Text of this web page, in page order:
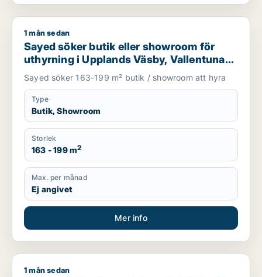
Sayed söker butik eller showroom för uthyrning i Upplands
1 mån sedan
Sayed söker butik eller showroom för
uthyrning i Upplands Väsby, Vallentuna
eller Upplands-Bro m.fl.
Sayed söker 163-199 m² butik / showroom att hyra
Type
Butik, Showroom
Storlek
163 - 199 m2
Max. per månad
Ej angivet
Mer info
Kassem söker lager, industrilokal, butik, showroom eller
1 mån sedan